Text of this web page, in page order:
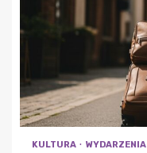
KULTURA WYDARZENIA